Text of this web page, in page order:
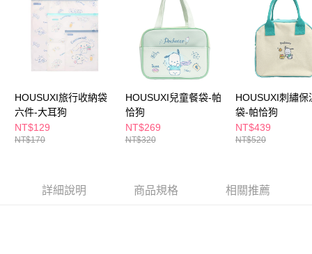
２．關於個人資料處理事宜，請瀏覽以下網址：
https://aftee.tw/terms/#terms3
３．未成年的使用者請事先徵得法定代理人或監護人之同意方可使用
「AFTEE先享後付」，若未經同意申辦者引起之損失，本公司不負相關責
４．使用「AFTEE先享後付」時，將依據個別帳號之用戶狀況，依本公司即
時審查核予不同之上限額度；若仍有額度不足之情形，本公司將視審查結果
請求用戶進行身份認證。
５．嚴禁一人註冊多個帳號或使用他人資訊註冊。若發現惡意使用之情形，
恩沛科技股份有限公司將有權停止該用戶之使用額度並採取法律行動。
每筆NT$65，滿NT$490(含以上)免運費
宅配(本島)
每筆NT$100，滿NT$790(含以上)免運費
每筆NT$80，滿NT$290(含以上)免運費
HOUSUXI旅行收納袋
六件-大耳狗
NT$129
NT$170
HOUSUXI兒童餐袋-帕
恰狗
NT$269
NT$320
HOUSUXI刺繡保
袋-帕恰狗
NT$439
NT$520
詳細說明 商品規格 相關推薦